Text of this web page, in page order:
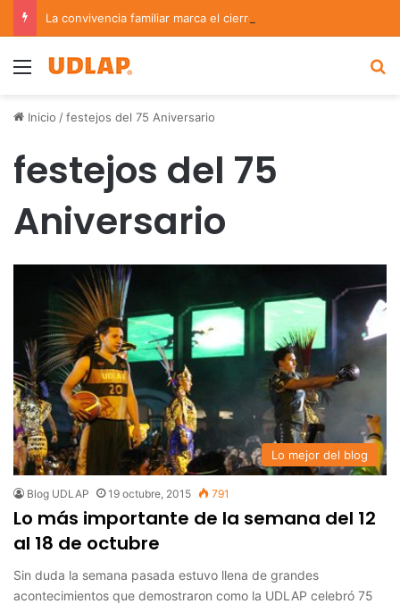
Menu
Inicio /festejos del 75 Aniversario
festejos del 75
Aniversario
Lo mejor del blog
Blog UDLAP 19 octubre, 2015 791
Lo más importante de la semana del 12
al 18 de octubre
Sin duda la semana pasada estuvo llena de grandes
acontecimientos que demostraron como la UDLAP celebró 75